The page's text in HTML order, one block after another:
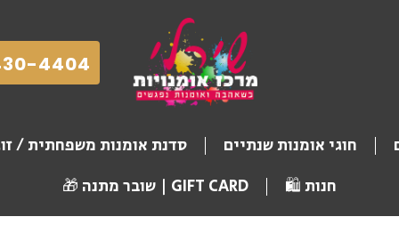
4404
חוגי אומנות שנתיים סדנת אומנות משפחתית /
חנות 🛍️
GIFT CARD | שובר מתנה 🎁